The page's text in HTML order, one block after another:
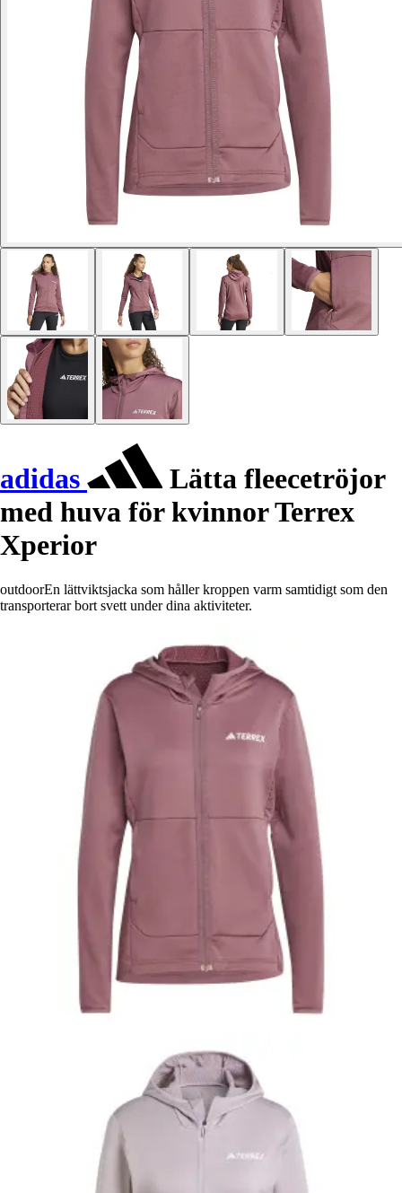
adidas
Lätta fleecetröjor
med huva för kvinnor Terrex
Xperior
outdoorEn lättviktsjacka som håller kroppen varm samtidigt som den
transporterar bort svett under dina aktiviteter.